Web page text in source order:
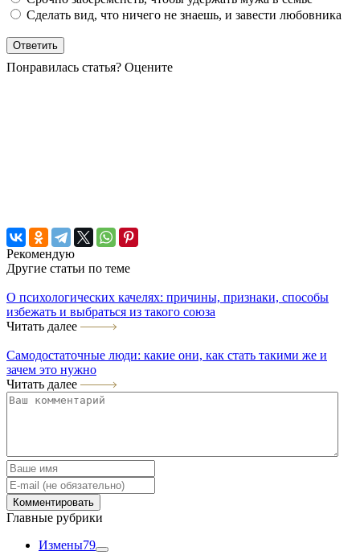
Сделать вид, что ничего не знаешь, и завести любовника
Понравилась статья? Оцените
Рекомендую
Другие статьи по теме
О психологических качелях: причины, признаки, способы
избежать и выбраться из такого союза
Читать далее
Самодостаточные люди: какие они, как стать такими же и
зачем это нужно
Читать далее
Главные рубрики
Измены79